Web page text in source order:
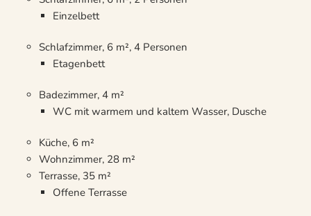
Einzelbett
Schlafzimmer, 6 m², 4 Personen
Etagenbett
Badezimmer, 4 m²
WC mit warmem und kaltem Wasser, Dusche
Küche, 6 m²
Wohnzimmer, 28 m²
Terrasse, 35 m²
Offene Terrasse